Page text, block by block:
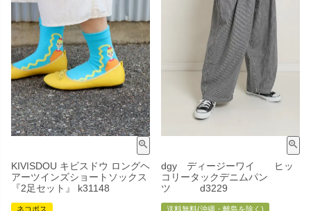
KIVISDOU キビスドウ ロングヘ
アーツインズショートソックス
『2足セット』 k31148
ネコポス
dgy ディージーワイ ヒッ
コリータックデニムパン
ツ d3229
送料無料(沖縄・離島を除く)